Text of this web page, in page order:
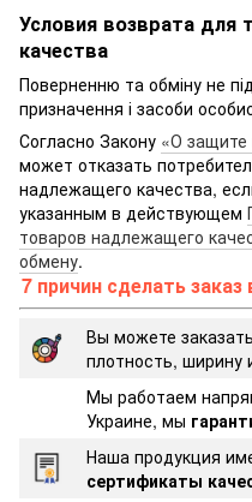
Условия возврата
качества
Поверненню та обміну не
призначення і засоби
Согласно Закону «О защите
может отказать
надлежащего качества,
указанным в действующем
товаров надлежащего
обмену.
7 причин сделать
Вы можете
плотность, ширину
Мы работаем
Украине, мы
Наша продукция
сертификаты